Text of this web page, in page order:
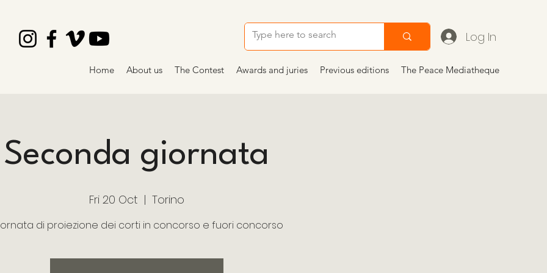
Log In
Home About us The Contest Awards and juries Previous editions The Peace Mediatheque
Seconda giornata
Fri 20 Oct
  |
Torino
di proiezione dei corti in concorso e fuori concorso